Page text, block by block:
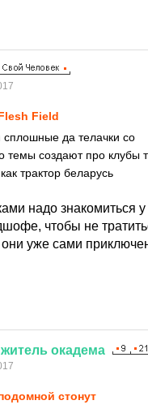
Field
да телачки со
темы создают про клубы
трактор беларусь
надо знакомиться
чтобы не
они уже сами
житель окадема
стонут